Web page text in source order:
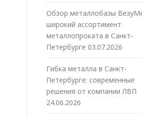
Обзор металлобазы
широкий ассортимент
металлопроката в Санкт-
Петербурге 03.07.2026
Гибка металла в Санкт-
Петербурге: современные
решения от компании ЛВП
24.06.2026